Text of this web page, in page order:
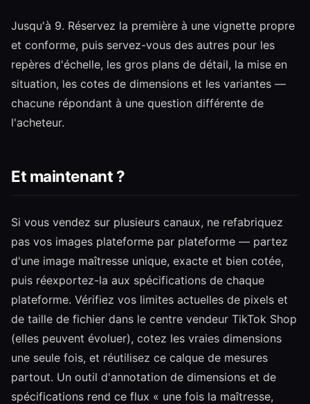
Jusqu'à 9. Réservez la première à une vignette propre
et conforme, puis servez-vous des autres pour les
repères d'échelle, les gros plans de détail, la mise en
situation, les cotes de dimensions et les variantes —
chacune répondant à une question différente de
l'acheteur.
Et maintenant ?
Si vous vendez sur plusieurs canaux, ne refabriquez
pas vos images plateforme par plateforme — partez
d'une image maîtresse unique, exacte et bien cotée,
puis réexportez-la aux spécifications de chaque
plateforme. Vérifiez vos limites actuelles de pixels et
de taille de fichier dans le centre vendeur TikTok Shop
(elles peuvent évoluer), cotez les vraies dimensions
une seule fois, et réutilisez ce calque de mesures
partout. Un outil d'annotation de dimensions et de
spécifications rend ce flux « une fois la maîtresse,